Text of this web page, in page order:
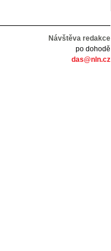
Návštěva redakce
po dohodě
das@nln.cz